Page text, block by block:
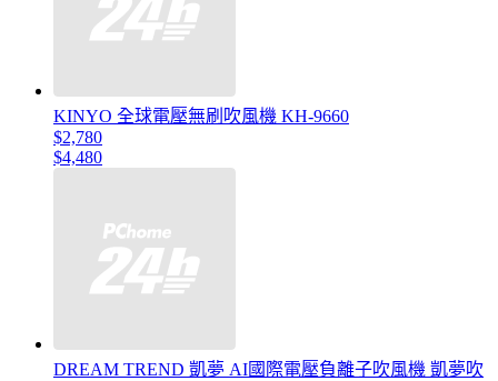
KINYO 全球電壓無刷吹風機 KH-9660
$2,780
$4,480
DREAM TREND 凱夢 AI國際電壓負離子吹風機 凱夢吹